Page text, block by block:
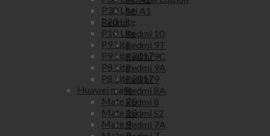
Mi A1
Redmi
Redmi 10
Redmi 9T
Redmi 9C
Redmi 9A
Redmi 9
Redmi 8A
Redmi 8
Redmi S2
Redmi 7A
P30 Lite
P20 Lite
P10 Lite
P9 Lite
P9 Lite 2017
P8 Lite
P8 Lite 2017
Huawei mate
Mate 20
Mate 10
Mate 9